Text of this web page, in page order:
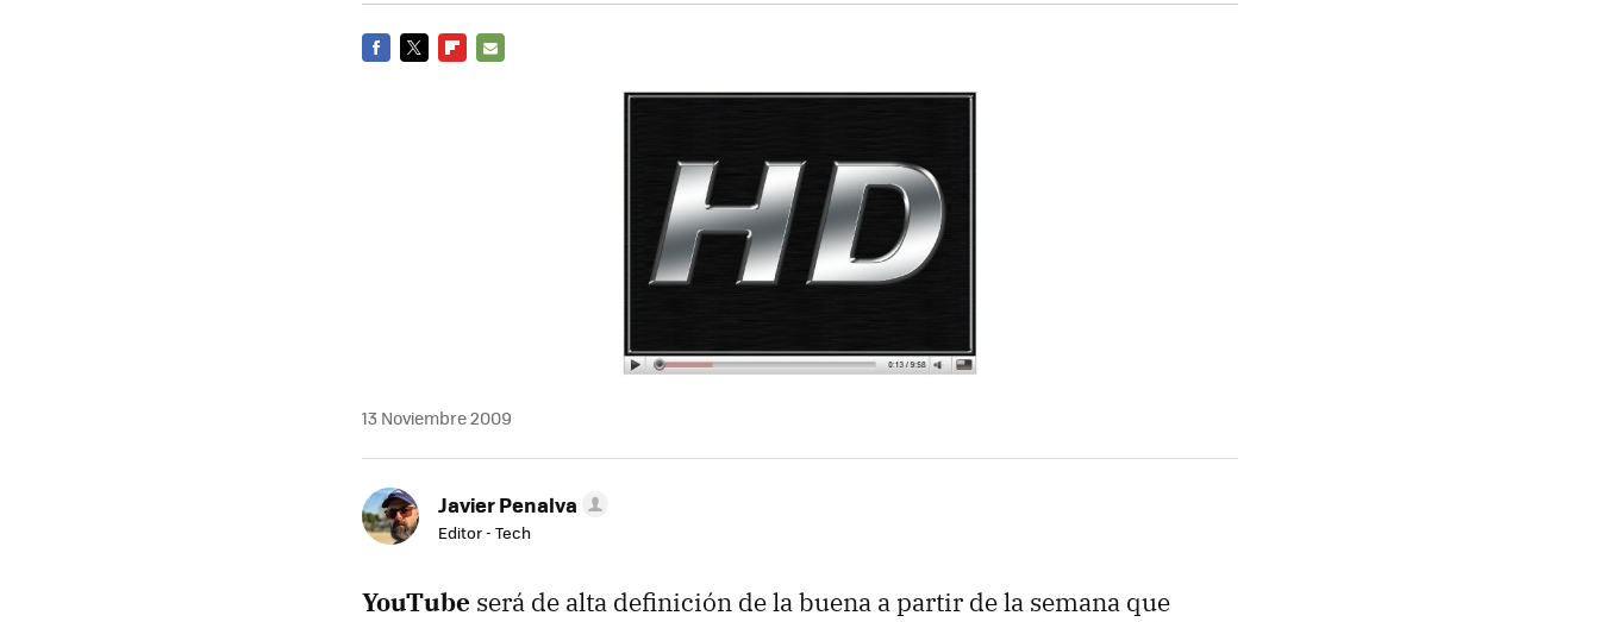
13 Noviembre 2009
Javier Penalva
Editor - Tech
YouTube será de alta definición de la buena a partir de la semana que